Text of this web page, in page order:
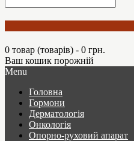
0 товар (товарів) - 0 грн.
Ваш кошик порожній
Menu
Головна
Гормони
Дерматологія
Онкологія
Опорно-руховий апарат